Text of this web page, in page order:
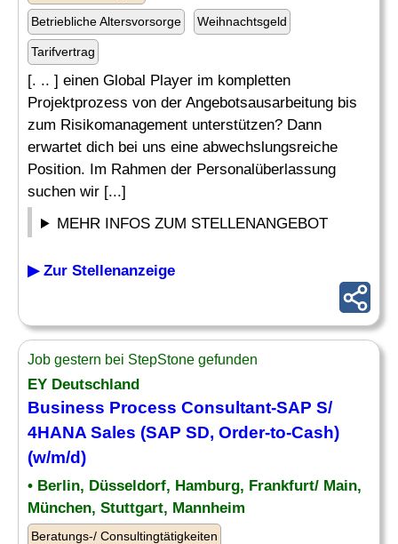
Betriebliche Altersvorsorge Weihnachtsgeld
Tarifvertrag
[. .. ] einen Global Player im kompletten
Projektprozess von der Angebotsausarbeitung bis
zum Risikomanagement unterstützen? Dann
erwartet dich bei uns eine abwechslungsreiche
Position. Im Rahmen der Personalüberlassung
suchen wir [...]
MEHR INFOS ZUM STELLENANGEBOT
▶ Zur Stellenanzeige
Job gestern bei StepStone gefunden
EY Deutschland
Business Process Consultant-SAP S/
4HANA Sales (SAP SD, Order-to-Cash)
(w/m/d)
• Berlin, Düsseldorf, Hamburg, Frankfurt/ Main,
München, Stuttgart, Mannheim
Beratungs-/ Consultingtätigkeiten